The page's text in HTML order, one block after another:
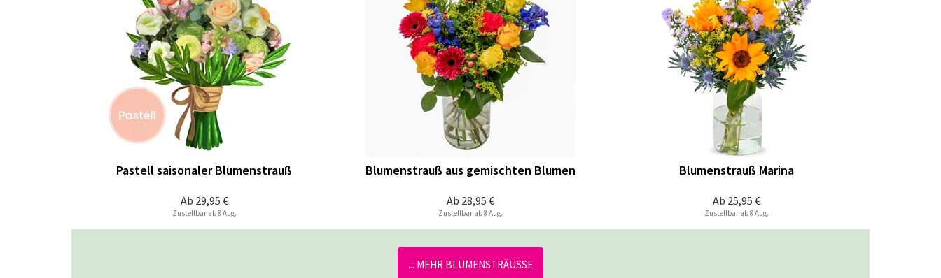
Ab 29,95 €
Pastell saisonaler Blumenstrauß
Zustellbar ab 8 Aug.
Ab 28,95 €
Blumenstrauß aus gemischten Blumen
Zustellbar ab 8 Aug.
Ab 25,95 €
Blumenstrauß Marina
Zustellbar ab 8 Aug.
... MEHR BLUMENSTRÄUSSE